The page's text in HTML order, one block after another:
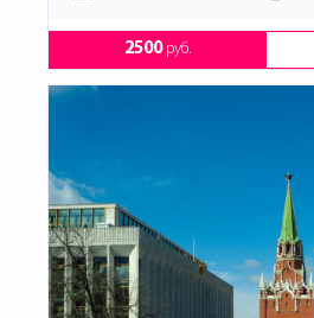
2500руб.